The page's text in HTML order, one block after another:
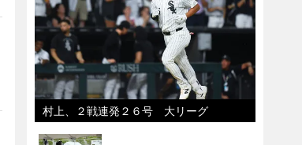
村上、２戦連発２６号 大リーグ